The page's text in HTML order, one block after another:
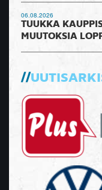
06.08.2026
TUUKKA
MUUTOKSIA